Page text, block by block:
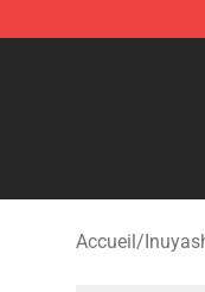
Inuyasha
Accueil/